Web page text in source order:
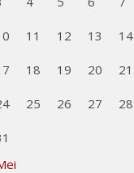
11 12 13 14
18 19 20 21
25 26 27 28